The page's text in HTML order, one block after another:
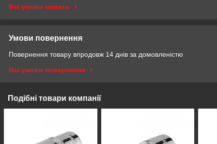
Всі умови оплати
Умови повернення
Повернення товару впродовж 14 днів за домовленістю
Всі умови повернення
Подібні товари компанії